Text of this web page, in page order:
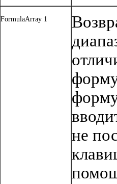
FormulaArray 1
не